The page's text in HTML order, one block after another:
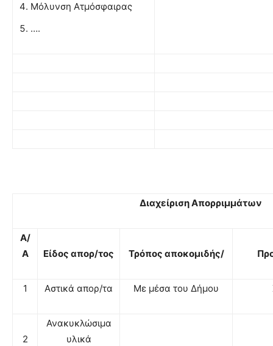
Μόλυνση Ατμόσφαιρας
….
Διαχείριση Απορριμμάτων
Α/
Α
Είδος απορ/τος Τρόπος αποκομιδής/
1 Αστικά απορ/τα Με μέσα του Δήμου
2
Ανακυκλώσιμα
υλικά